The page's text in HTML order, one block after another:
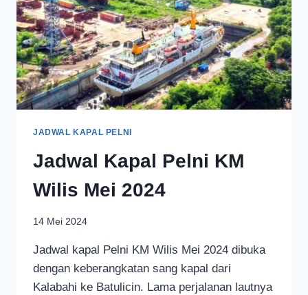
JADWAL KAPAL PELNI
Jadwal Kapal Pelni KM
Wilis Mei 2024
14 Mei 2024
Jadwal kapal Pelni KM Wilis Mei 2024 dibuka
dengan keberangkatan sang kapal dari
Kalabahi ke Batulicin. Lama perjalanan lautnya